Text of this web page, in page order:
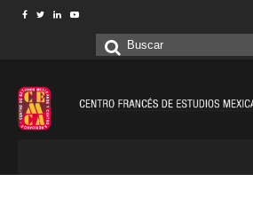
Buscar